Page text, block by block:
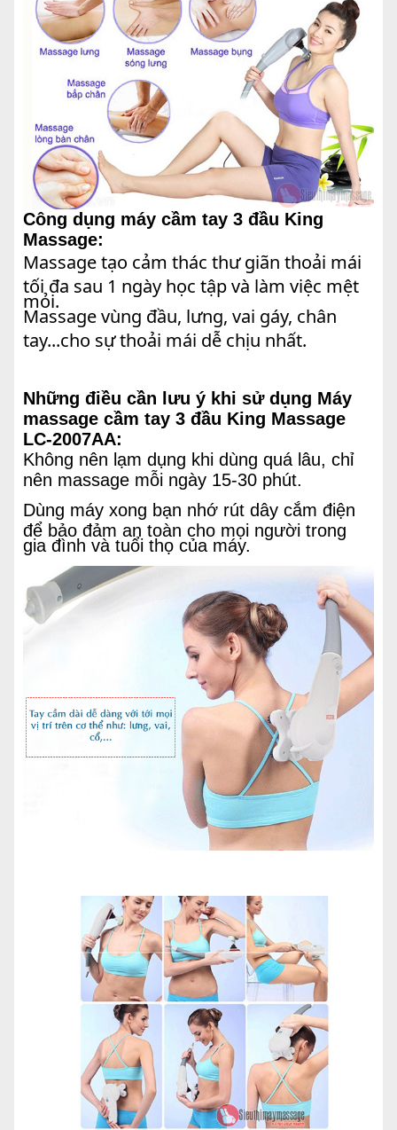
Công dụng máy cầm tay 3 đầu King
Massage:
Massage tạo cảm thác thư giãn thoải mái
tối đa sau 1 ngày học tập và làm việc mệt
mỏi.
Massage vùng đầu, lưng, vai gáy, chân
tay...cho sự thoải mái dễ chịu nhất.
Những điều cần lưu ý khi sử dụng Máy
massage cầm tay 3 đầu King Massage
LC-2007AA:
Không nên lạm dụng khi dùng quá lâu, chỉ
nên massage mỗi ngày 15-30 phút.
Dùng máy xong bạn nhớ rút dây cắm điện
để bảo đảm an toàn cho mọi người trong
gia đình và tuổi thọ của máy.